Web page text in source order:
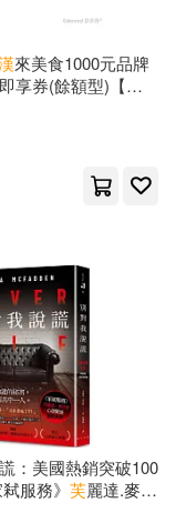
來美食1000元品牌
享券(餘額型)【受
：美國熱銷突破100
服務》 芙麗達.麥法